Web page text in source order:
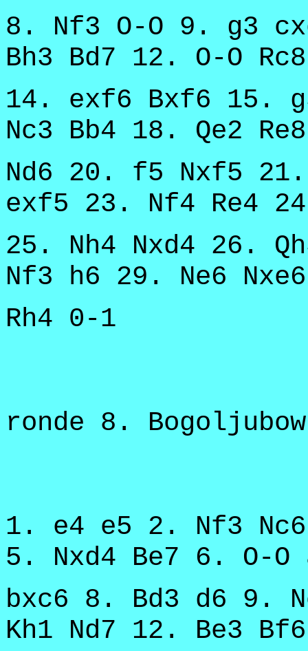
8. Nf3 O-O 9. g3
Bh3 Bd7 12. O-O
14. exf6 Bxf6 15.
Nc3 Bb4 18. Qe2
Nd6 20. f5 Nxf5
exf5 23. Nf4 Re4
25. Nh4 Nxd4 26.
Nf3 h6 29. Ne6
Rh4 0-1
ronde 8.
1. e4 e5 2. Nf3
5. Nxd4 Be7 6. O-O
bxc6 8. Bd3 d6 9.
Kh1 Nd7 12. Be3